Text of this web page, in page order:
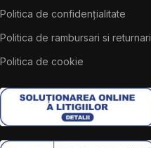
Politica de confidențialitate
Politica de rambursari si returnari
Politica de cookie